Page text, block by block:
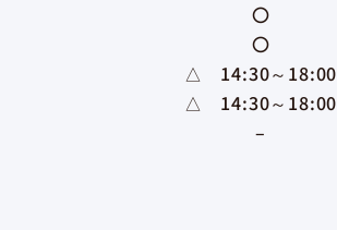
〇
〇
△ 14:30～18:00
△ 14:30～18:00
–